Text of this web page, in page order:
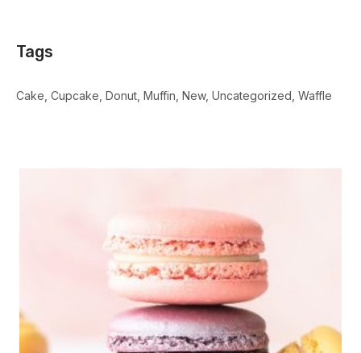
Tags
Cake Cupcake Donut Muffin New Uncategorized Waffle